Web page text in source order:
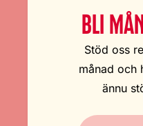
BLI
Stöd oss
månad och
ännu